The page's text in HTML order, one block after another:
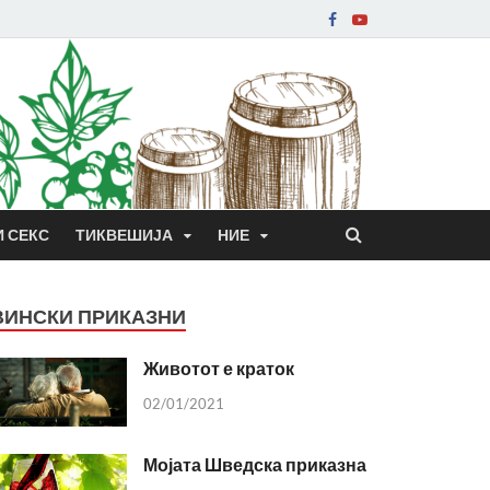
СЕКС ТИКВЕШИЈА НИЕ
ПРИКАЗНИ
Животот е краток
02/01/2021
Мојата Шведска приказна